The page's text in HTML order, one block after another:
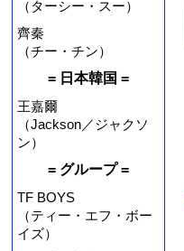
（ターシー・スー）
齊秦
（チー・チン）
= 日本韓国 =
王嘉爾
（Jackson／ジャクソ
ン）
= グループ =
TF BOYS
（ティー・エフ・ボー
イズ）